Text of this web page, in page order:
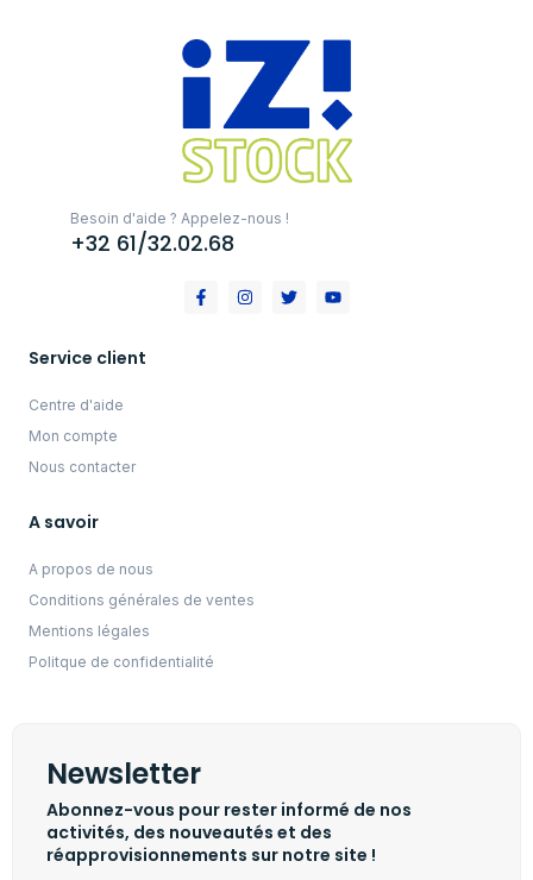
Besoin d'aide ? Appelez-nous !
+32 61/32.02.68
Service client
Centre d'aide
Mon compte
Nous contacter
A savoir
A propos de nous
Conditions générales de ventes
Mentions légales
Politque de confidentialité
Newsletter
Abonnez-vous pour rester informé de nos
activités, des nouveautés et des
réapprovisionnements sur notre site !